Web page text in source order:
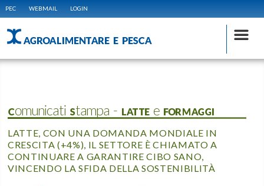
PEC WEBMAIL LOGIN
AGROALIMENTARE E PESCA
Comunicati Stampa - LATTE e FORMAGGI
LATTE, CON UNA DOMANDA MONDIALE IN
CRESCITA (+4%), IL SETTORE È CHIAMATO A
CONTINUARE A GARANTIRE CIBO SANO,
VINCENDO LA SFIDA DELLA SOSTENIBILITÀ